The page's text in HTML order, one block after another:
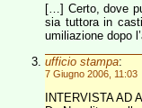
[…] Certo, dove
sia tuttora in
umiliazione dopo
ufficio stampa:
7 Giugno 2006, 11:03
INTERVISTA AD